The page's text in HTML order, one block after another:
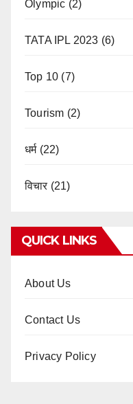
Olympic (2)
TATA IPL 2023 (6)
Top 10 (7)
Tourism (2)
धर्म(22)
विचार (21)
QUICK LINKS
About Us
Contact Us
Privacy Policy